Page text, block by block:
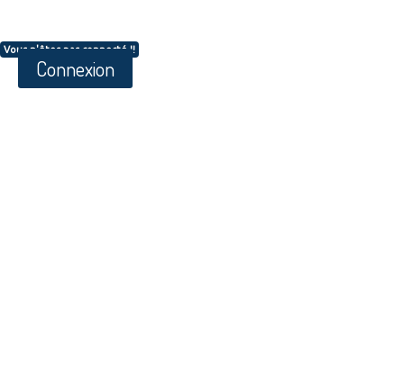
Vous n'êtes pas connecté !!
Connexion